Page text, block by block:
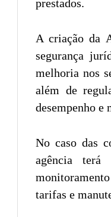
prestados.
A criação da
segurança
melhoria nos
além de
desempenho e
No caso das
agência terá
tarifas e